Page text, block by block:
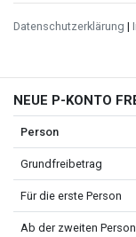
Datenschutzerklärung |
NEUE P-KONTO
Person
Grundfreibetrag
Für die erste Person
Ab der zweiten Person